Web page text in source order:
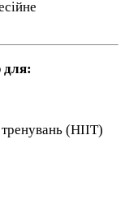
для:
тренувань (HIIT)